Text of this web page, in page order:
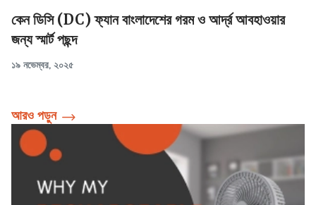
কেন ডিসি (DC) ফ্যান বাংলাদেশের গরম ও আর্দ্র আবহাওয়ার
জন্য স্মার্ট পছন্দ
১৯ নভেম্বর, ২০২৫
আরও পড়ুন